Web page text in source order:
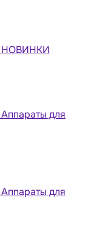
НОВИНКИ
Аппараты для
Аппараты для